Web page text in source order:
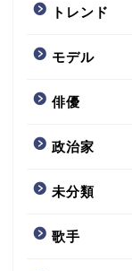
トレンド
モデル
俳優
政治家
未分類
歌手